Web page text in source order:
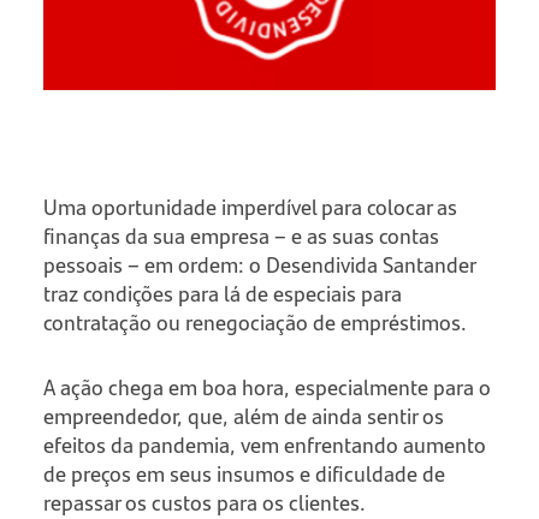
Uma oportunidade imperdível para colocar as
finanças da sua empresa – e as suas contas
pessoais – em ordem: o Desendivida Santander
traz condições para lá de especiais para
contratação ou renegociação de empréstimos.
A ação chega em boa hora, especialmente para o
empreendedor, que, além de ainda sentir os
efeitos da pandemia, vem enfrentando aumento
de preços em seus insumos e dificuldade de
repassar os custos para os clientes.